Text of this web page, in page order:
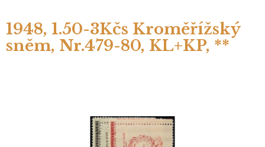
1948, 1.50-3Kčs Kroměřížský
sněm, Nr.479-80, KL+KP, **